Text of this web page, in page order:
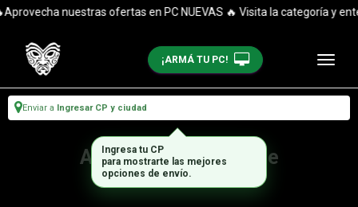
nuestras ofertas en PC NUEVAS 🔥 Visita la categoría y
¡ARMÁ TU PC!
Enviar a Ingresar CP y ciudad
Artículo no disponible
Ingresa tu CP
para mostrarte las mejores
opciones de envío.